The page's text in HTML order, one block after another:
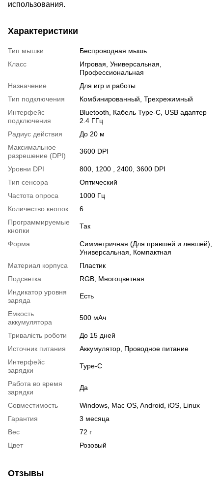
использования.
Характеристики
Тип мышки
Беспроводная мышь
Класс
Игровая, Универсальная,
Профессиональная
Назначение
Для игр и работы
Тип подключения
Комбинированный, Трехрежимный
Интерфейс
подключения
Bluetooth, Кабель Type-C, USB адаптер
2.4 ГГц
Радиус действия
До 20 м
Максимальное
разрешение (DPI)
3600 DPI
Уровни DPI
800, 1200 , 2400, 3600 DPI
Тип сенсора
Оптический
Частота опроса
1000 Гц
Количество кнопок
6
Программируемые
кнопки
Так
Форма
Симметричная (Для правшей и левшей),
Универсальная, Компактная
Материал корпуса
Пластик
Подсветка
RGB, Многоцветная
Индикатор уровня
заряда
Есть
Емкость
аккумулятора
500 мАч
Тривалість роботи
До 15 дней
Источник питания
Аккумулятор, Проводное питание
Интерфейс
зарядки
Type-C
Работа во время
зарядки
Да
Совместимость
Windows, Mac OS, Android, iOS, Linux
Гарантия
3 месяца
Вес
72 г
Цвет
Розовый
Отзывы